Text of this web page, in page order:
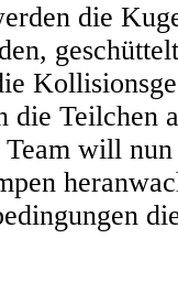
die
die Teilchen
will